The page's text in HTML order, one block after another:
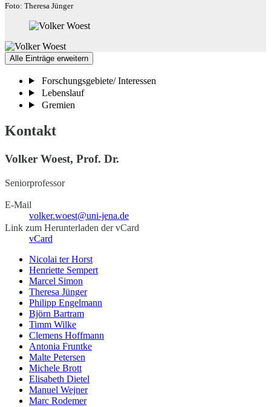
Foto: Theresa Jünger
Alle Einträge erweitern
Forschungsgebiete/ Interessen
Lebenslauf
Gremien
Kontakt
Volker Woest, Prof. Dr.
Seniorprofessor
E-Mail
volker.woest@uni-jena.de
Link zum Herunterladen der vCard
vCard
Nicolai ter Horst
Henriette Sempert
Marcel Simon
Theresa Jünger
Philipp Engelmann
Björn Bartram
Timm Wilke
Clemens Hoffmann
Antonia Fruntke
Malte Petersen
Michele Brott
Elisabeth Dietel
Manuel Wejner
Marc Rodemer